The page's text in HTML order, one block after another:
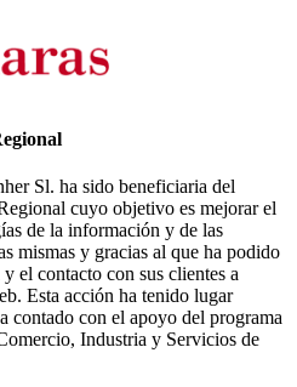
Sl. ha sido beneficiaria del
cuyo objetivo es mejorar el
de la información y de las
mismas y gracias al que ha podido
el contacto con sus clientes a
Esta acción ha tenido lugar
contado con el apoyo del programa
Industria y Servicios de